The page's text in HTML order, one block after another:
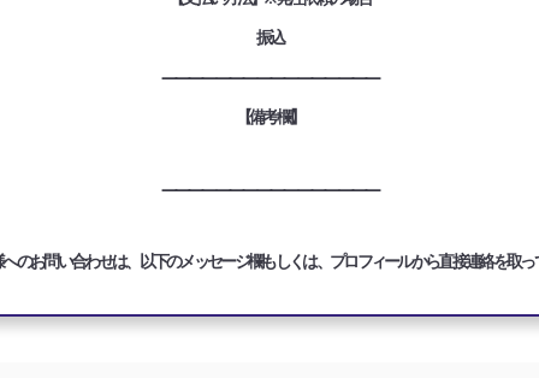
振込
————————————————
【備考欄】
————————————————
のお問い合わせは、以下のメッセージ欄もしくは、プロフィールから直接連絡を取っ